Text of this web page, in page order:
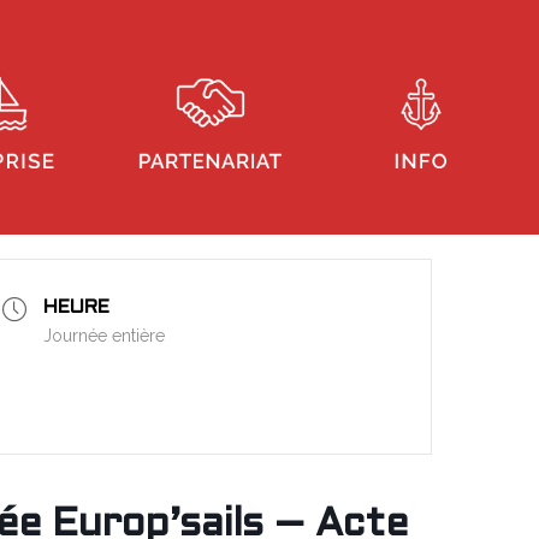
HEURE
Journée entière
Europ’sails – Acte